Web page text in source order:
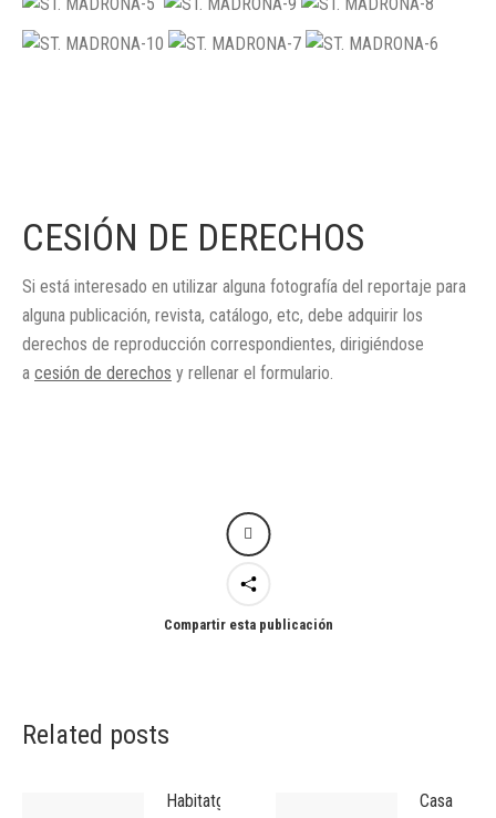
CESIÓN DE DERECHOS
Si está interesado en utilizar alguna fotografía del reportaje para
alguna publicación, revista, catálogo, etc, debe adquirir los
derechos de reproducción correspondientes, dirigiéndose
a cesión de derechos y rellenar el formulario.
Compartir esta publicación
Related posts
Habitatges
Casa